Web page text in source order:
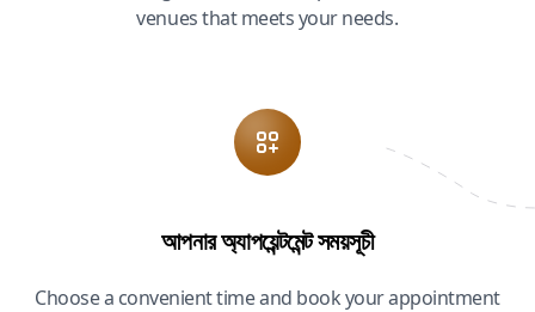
venues that meets your needs.
আপনার অ্যাপয়েন্টমেন্ট সময়সূচী
Choose a convenient time and book your appointment